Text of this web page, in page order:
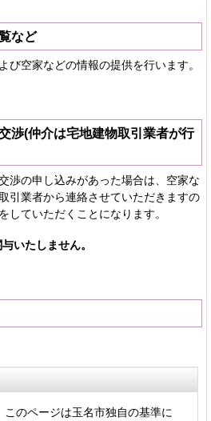
など
び空家などの情報の提供を行います。
渉(仲介は宅地建物取引業者が行
渉の申し込みがあった場合は、空家な
引業者から連絡させていただきますの
していただくことになります。
いたしません。
このページは玉名市独自の基準に